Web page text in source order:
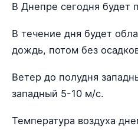
В Днепре сегодня будет
В течение дня будет
дождь, потом без
Ветер до полудня
западный 5-10 м/с.
Температура воздуха